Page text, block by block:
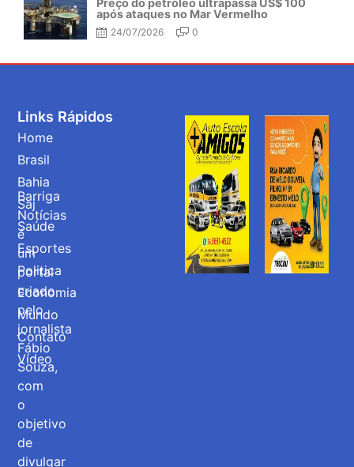
Preço do petróleo ultrapassa US$ 100
após ataques no Mar Vermelho
24/07/2026 0
Barriga
Notícias
é
um
portal
criado
pelo
jornalista
Fábio
Souza,
com
o
objetivo
de
divulgar
Links Rápidos
Home
Brasil
Bahia
Saj
Saúde
Esportes
Politica
Economia
Mundo
Contato
Vídeo